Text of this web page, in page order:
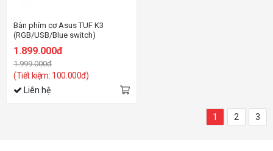
Bàn phím cơ Asus TUF K3
(RGB/USB/Blue switch)
1.899.000đ
1.999.000đ
(Tiết kiệm: 100.000đ)
Liên hệ
1 2 3